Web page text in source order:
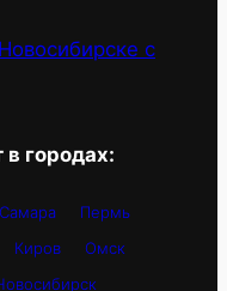
с
в городах:
Самара
Пермь
Киров
Омск